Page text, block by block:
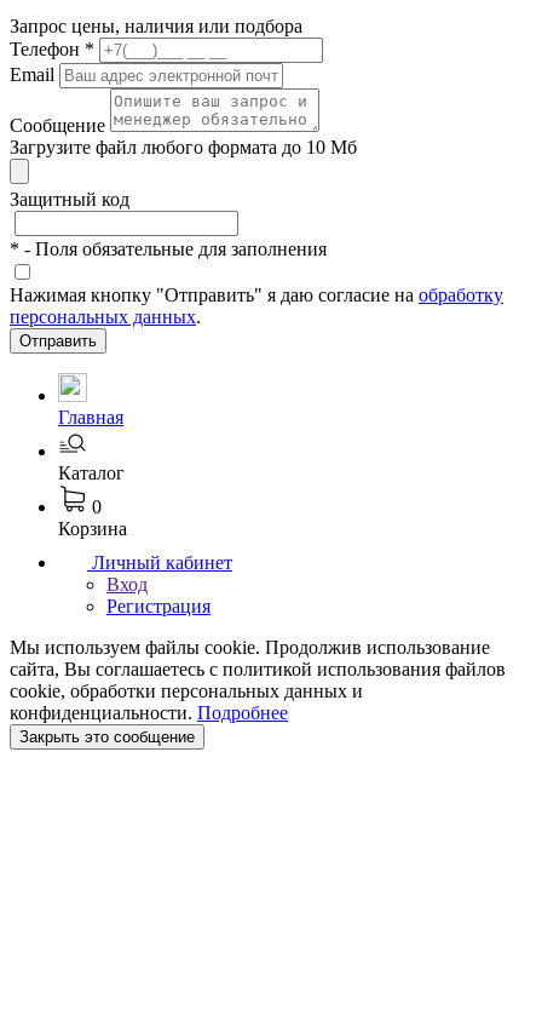
Запрос цены, наличия или подбора
Телефон *
Email
Сообщение
Загрузите файл любого формата до 10 Мб
Защитный код
* - Поля обязательные для заполнения
Нажимая кнопку "Отправить" я даю согласие на обработку
персональных данных.
Отправить
Главная
Каталог
0
Корзина
Личный кабинет
Вход
Регистрация
Мы используем файлы cookie. Продолжив использование
сайта, Вы соглашаетесь с политикой использования файлов
cookie, обработки персональных данных и
конфиденциальности. Подробнее
Закрыть это сообщение